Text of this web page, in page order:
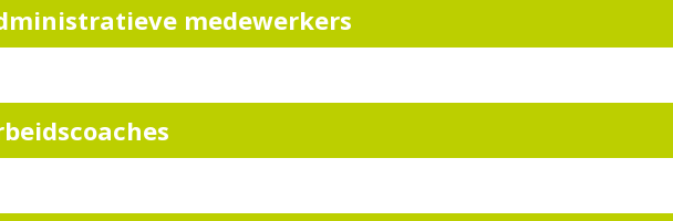
medewerkers